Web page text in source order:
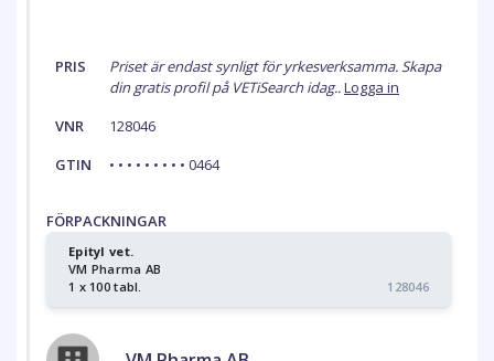
PRIS
Priset är endast synligt för yrkesverksamma. Skapa
din gratis profil på VETiSearch idag..Logga in
VNR
128046
GTIN
• • • • • • • • • 0464
FÖRPACKNINGAR
Epityl vet.
VM Pharma AB
1 x 100 tabl.
128046